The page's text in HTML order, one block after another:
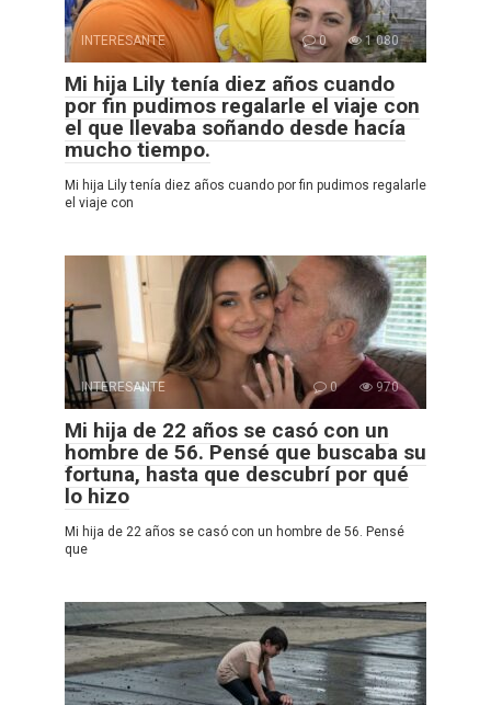
INTERESANTE 0 1 080
Mi hija Lily tenía diez años cuando
por fin pudimos regalarle el viaje con
el que llevaba soñando desde hacía
mucho tiempo.
Mi hija Lily tenía diez años cuando por fin pudimos regalarle
el viaje con
INTERESANTE 0 970
Mi hija de 22 años se casó con un
hombre de 56. Pensé que buscaba su
fortuna, hasta que descubrí por qué
lo hizo
Mi hija de 22 años se casó con un hombre de 56. Pensé
que